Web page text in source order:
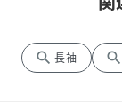
search 長袖 search